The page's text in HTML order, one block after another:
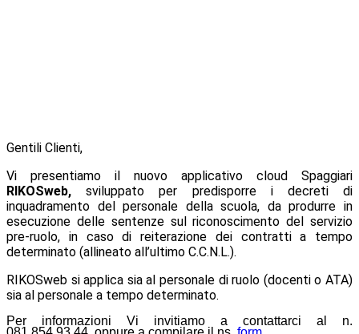
Gentili Clienti,
Vi presentiamo il nuovo applicativo cloud Spaggiari
RIKOSweb, sviluppato per predisporre i decreti di
inquadramento del personale della scuola, da produrre in
esecuzione delle sentenze sul riconoscimento del servizio
pre-ruolo, in caso di reiterazione dei contratti a tempo
determinato (allineato all’ultimo C.C.N.L.).
RIKOSweb si applica sia al personale di ruolo (docenti o ATA)
sia al personale a tempo determinato.
Per informazioni Vi invitiamo a contattarci al n.